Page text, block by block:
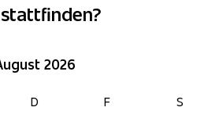
2026
D F S